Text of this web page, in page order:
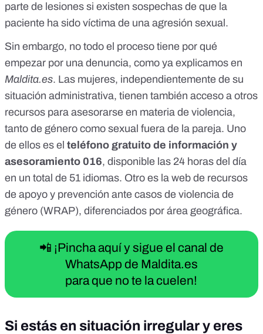
parte de lesiones si existen sospechas de que la
paciente ha sido víctima de una agresión sexual.
Sin embargo, no todo el proceso tiene por qué
empezar por una denuncia, como ya explicamos en
Maldita.es. Las mujeres, independientemente de su
situación administrativa, tienen también acceso a otros
recursos para asesorarse en materia de violencia,
tanto de género como sexual fuera de la pareja. Uno
de ellos es el teléfono gratuito de información y
asesoramiento 016, disponible las 24 horas del día
en un total de 51 idiomas. Otro es la web de recursos
de apoyo y prevención ante casos de violencia de
género (WRAP), diferenciados por área geográfica.
📲 ¡Pincha aquí y sigue el canal de
WhatsApp de Maldita.es
para que no te la cuelen!
Si estás en situación irregular y eres